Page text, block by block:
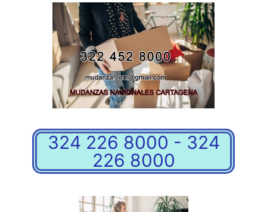
324 226 8000 - 324
226 8000